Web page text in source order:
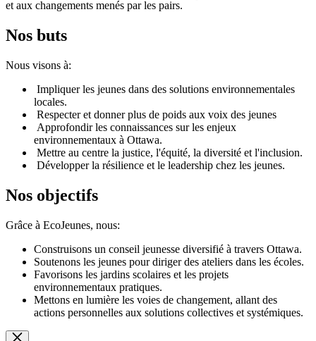
et aux changements menés par les pairs.
Nos buts
Nous visons à:
Impliquer les jeunes dans des solutions environnementales
locales.
Respecter et donner plus de poids aux voix des jeunes
Approfondir les connaissances sur les enjeux
environnementaux à Ottawa.
Mettre au centre la justice, l'équité, la diversité et l'inclusion.
Développer la résilience et le leadership chez les jeunes.
Nos objectifs
Grâce à EcoJeunes, nous:
Construisons un conseil jeunesse diversifié à travers Ottawa.
Soutenons les jeunes pour diriger des ateliers dans les écoles.
Favorisons les jardins scolaires et les projets
environnementaux pratiques.
Mettons en lumière les voies de changement, allant des
actions personnelles aux solutions collectives et systémiques.